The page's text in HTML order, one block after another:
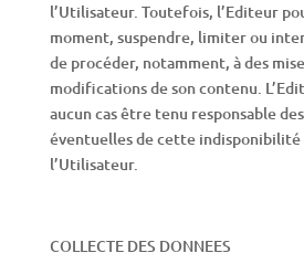
l’Utilisateur. Toutefois, l’Editeur
moment, suspendre, limiter ou
de procéder, notamment, à des
modifications de son contenu.
aucun cas être tenu responsable
éventuelles de cette indisponibilité
l’Utilisateur.
COLLECTE DES DONNEES